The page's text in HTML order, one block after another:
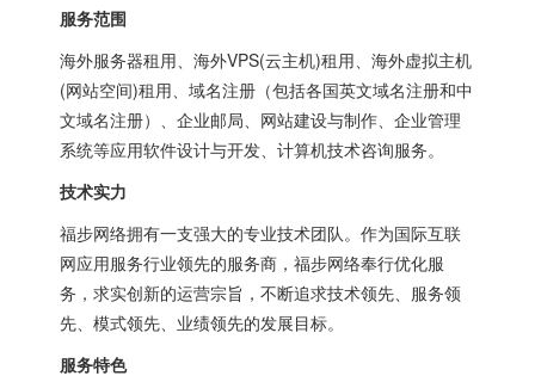
服务范围
海外服务器租用、海外VPS(云主机)租用、海外虚拟主机
(网站空间)租用、域名注册（包括各国英文域名注册和中
文域名注册）、企业邮局、网站建设与制作、企业管理
系统等应用软件设计与开发、计算机技术咨询服务。
技术实力
福步网络拥有一支强大的专业技术团队。作为国际互联
网应用服务行业领先的服务商，福步网络奉行优化服
务，求实创新的运营宗旨，不断追求技术领先、服务领
先、模式领先、业绩领先的发展目标。
服务特色